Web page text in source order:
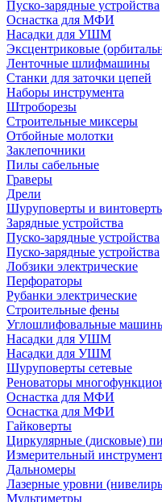
Пуско-зарядные устройства
Оснастка для МФИ
Насадки для УШМ
Эксцентриковые
Ленточные шлифмашины
Станки для заточки цепей
Наборы инструмента
Штроборезы
Строительные миксеры
Отбойные молотки
Заклепочники
Пилы сабельные
Граверы
Дрели
Шуруповерты и
Зарядные устройства
Пуско-зарядные устройства
Пуско-зарядные устройства
Лобзики электрические
Перфораторы
Рубанки электрические
Строительные фены
Углошлифовальные
Насадки для УШМ
Насадки для УШМ
Шуруповерты сетевые
Реноваторы
Оснастка для МФИ
Оснастка для МФИ
Гайковерты
Циркулярные (дисковые)
Измерительный
Дальномеры
Лазерные уровни
Мультиметры